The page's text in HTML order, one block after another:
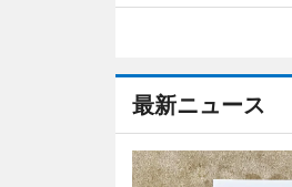
最新ニュース